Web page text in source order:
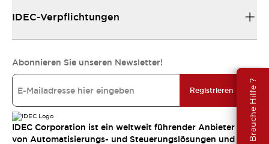
Brauche Hilfe ?
IDEC-Verpflichtungen
Abonnieren Sie unseren Newsletter!
Registrieren
IDEC Corporation ist ein weltweit führender Anbieter
von Automatisierungs- und Steuerungslösungen und